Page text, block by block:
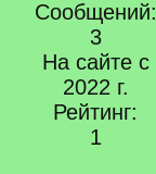
Сообщений:
3
На сайте с
2022 г.
Рейтинг:
1